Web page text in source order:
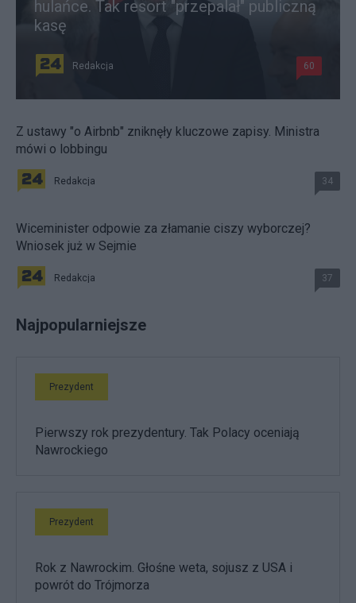
hulańce. Tak resort "przepalał" publiczną
kasę
Redakcja 60
Z ustawy "o Airbnb" zniknęły kluczowe zapisy. Ministra
mówi o lobbingu
Redakcja 34
Wiceminister odpowie za złamanie ciszy wyborczej?
Wniosek już w Sejmie
Redakcja 37
Najpopularniejsze
Prezydent
Pierwszy rok prezydentury. Tak Polacy oceniają
Nawrockiego
Prezydent
Rok z Nawrockim. Głośne weta, sojusz z USA i
powrót do Trójmorza